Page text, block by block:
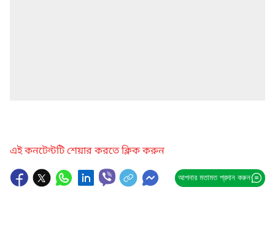
এই কনটেন্টটি শেয়ার করতে ক্লিক করুন
আপনার মতামত প্রদান করুন